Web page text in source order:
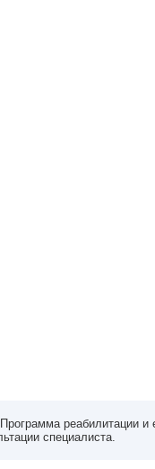
реабилитации
специалиста.